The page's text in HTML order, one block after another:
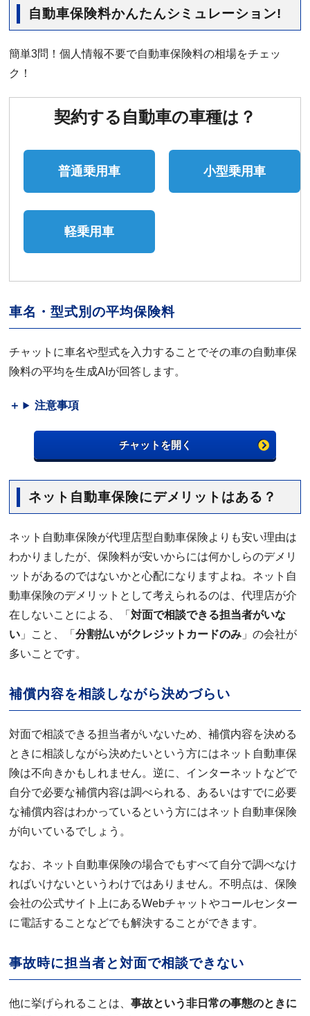
自動車保険料かんたんシミュレーション!
簡単3問！個人情報不要で自動車保険料の相場をチェッ
ク！
契約する自動車の車種は？
普通乗用車 小型乗用車
軽乗用車
車名・型式別の平均保険料
チャットに車名や型式を入力することでその車の自動車保
険料の平均を生成AIが回答します。
注意事項
チャットを開く
ネット自動車保険にデメリットはある？
ネット自動車保険が代理店型自動車保険よりも安い理由は
わかりましたが、保険料が安いからには何かしらのデメリ
ットがあるのではないかと心配になりますよね。ネット自
動車保険のデメリットとして考えられるのは、代理店が介
在しないことによる、「対面で相談できる担当者がいな
い 」こと、「分割払いがクレジットカードのみ 」の会社が
多いことです。
補償内容を相談しながら決めづらい
対面で相談できる担当者がいないため、補償内容を決める
ときに相談しながら決めたいという方にはネット自動車保
険は不向きかもしれません。逆に、インターネットなどで
自分で必要な補償内容は調べられる、あるいはすでに必要
な補償内容はわかっているという方にはネット自動車保険
が向いているでしょう。
なお、ネット自動車保険の場合でもすべて自分で調べなけ
ればいけないというわけではありません。不明点は、保険
会社の公式サイト上にあるWebチャットやコールセンター
に電話することなどでも解決することができます。
事故時に担当者と対面で相談できない
他に挙げられることは、事故という非日常の事態のときに